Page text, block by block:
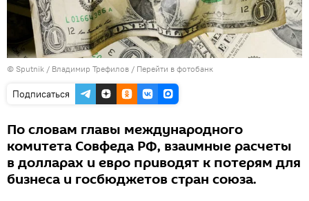
© Sputnik / Владимир Трефилов / Перейти в фотобанк
Подписаться
По словам главы международного
комитета Совфеда РФ, взаимные расчеты
в долларах и евро приводят к потерям для
бизнеса и госбюджетов стран союза.